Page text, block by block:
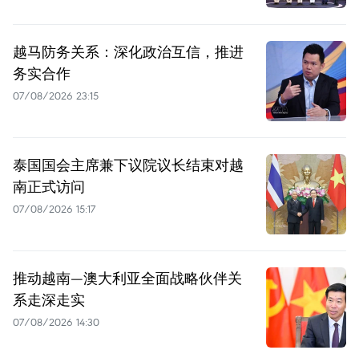
越马防务关系：深化政治互信，推进
务实合作
07/08/2026 23:15
泰国国会主席兼下议院议长结束对越
南正式访问
07/08/2026 15:17
推动越南—澳大利亚全面战略伙伴关
系走深走实
07/08/2026 14:30